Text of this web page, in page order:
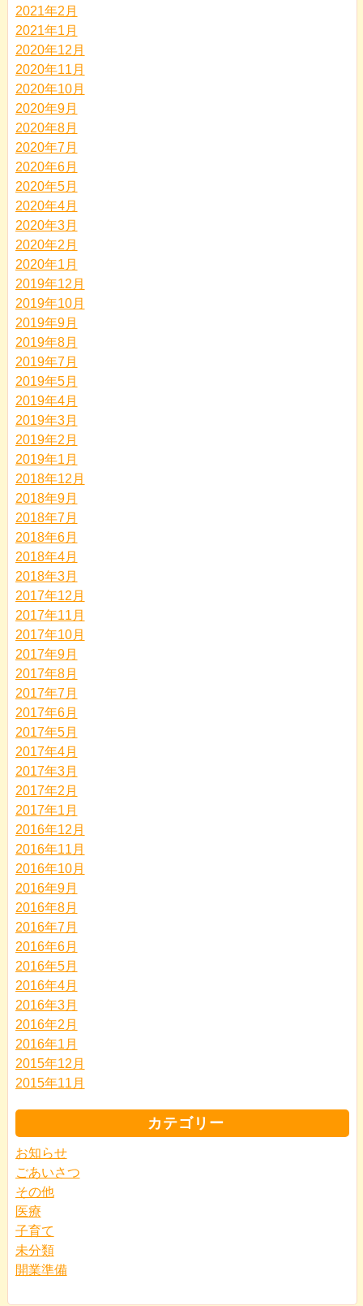
2021年2月
2021年1月
2020年12月
2020年11月
2020年10月
2020年9月
2020年8月
2020年7月
2020年6月
2020年5月
2020年4月
2020年3月
2020年2月
2020年1月
2019年12月
2019年10月
2019年9月
2019年8月
2019年7月
2019年5月
2019年4月
2019年3月
2019年2月
2019年1月
2018年12月
2018年9月
2018年7月
2018年6月
2018年4月
2018年3月
2017年12月
2017年11月
2017年10月
2017年9月
2017年8月
2017年7月
2017年6月
2017年5月
2017年4月
2017年3月
2017年2月
2017年1月
2016年12月
2016年11月
2016年10月
2016年9月
2016年8月
2016年7月
2016年6月
2016年5月
2016年4月
2016年3月
2016年2月
2016年1月
2015年12月
2015年11月
カテゴリー
お知らせ
ごあいさつ
その他
医療
子育て
未分類
開業準備